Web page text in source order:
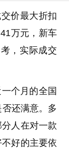
价最大折扣
万元，新车
，实际成交
个月的全国
还满意。多
人在对一款
好的主要依